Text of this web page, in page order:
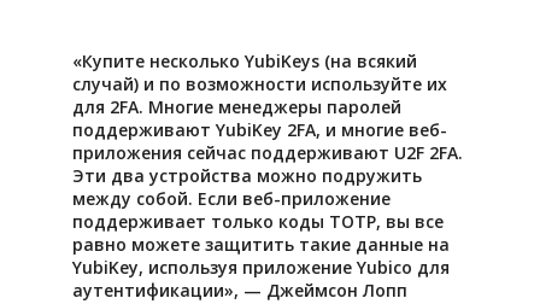
«Купите несколько YubiKeys (на всякий
случай) и по возможности используйте их
для 2FA. Многие менеджеры паролей
поддерживают YubiKey 2FA, и многие веб-
приложения сейчас поддерживают U2F 2FA.
Эти два устройства можно подружить
между собой. Если веб-приложение
поддерживает только коды TOTP, вы все
равно можете защитить такие данные на
YubiKey, используя приложение Yubico для
аутентификации», — Джеймсон Лопп